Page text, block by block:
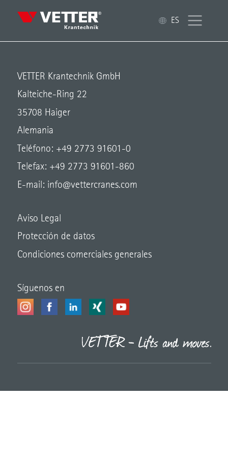
ES
VETTER Krantechnik GmbH
Kalteiche-Ring 22
35708 Haiger
Alemania
Teléfono: +49 2773 91601-0
Telefax: +49 2773 91601-860
E-mail: info@vettercranes.com
Aviso Legal
Protección de datos
Condiciones comerciales generales
Síguenos en